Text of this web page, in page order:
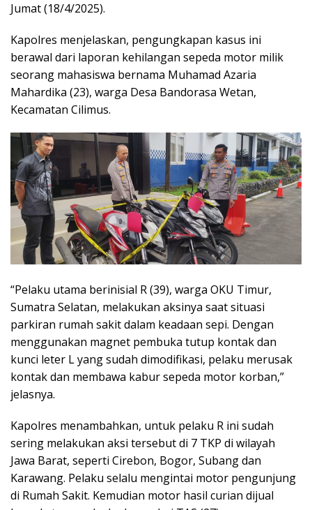
Jumat (18/4/2025).
Kapolres menjelaskan, pengungkapan kasus ini
berawal dari laporan kehilangan sepeda motor milik
seorang mahasiswa bernama Muhamad Azaria
Mahardika (23), warga Desa Bandorasa Wetan,
Kecamatan Cilimus.‎‎
“Pelaku utama berinisial R (39), warga OKU Timur,
Sumatra Selatan, melakukan aksinya saat situasi
parkiran rumah sakit dalam keadaan sepi. Dengan
menggunakan magnet pembuka tutup kontak dan
kunci leter L yang sudah dimodifikasi, pelaku merusak
kontak dan membawa kabur sepeda motor korban,”
jelasnya.
Kapolres menambahkan, untuk pelaku R ini sudah
sering melakukan aksi tersebut di 7 TKP di wilayah
Jawa Barat, seperti Cirebon, Bogor, Subang dan
Karawang. Pelaku selalu mengintai motor pengunjung
di Rumah Sakit. Kemudian motor hasil curian dijual